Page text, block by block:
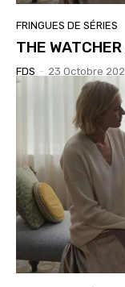
FRINGUES DE SÉRIES
THE
FDS - 23 Octobre